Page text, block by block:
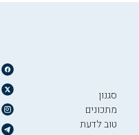
סגנון
מתכונים
טוב לדעת